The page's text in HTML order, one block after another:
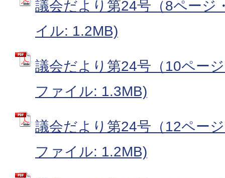
議会だより第24号（8ページ
イル: 1.2MB)
議会だより第24号（10ペー
ファイル: 1.3MB)
議会だより第24号（12ペー
ファイル: 1.2MB)